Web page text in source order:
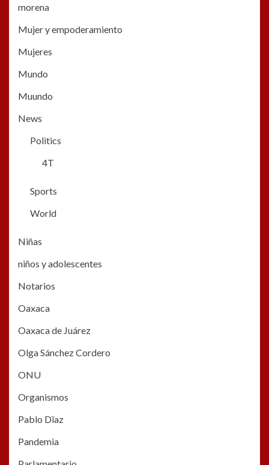
morena
Mujer y empoderamiento
Mujeres
Mundo
Muundo
News
Politics
4T
Sports
World
Niñas
niños y adolescentes
Notarios
Oaxaca
Oaxaca de Juárez
Olga Sánchez Cordero
ONU
Organismos
Pablo Dïaz
Pandemia